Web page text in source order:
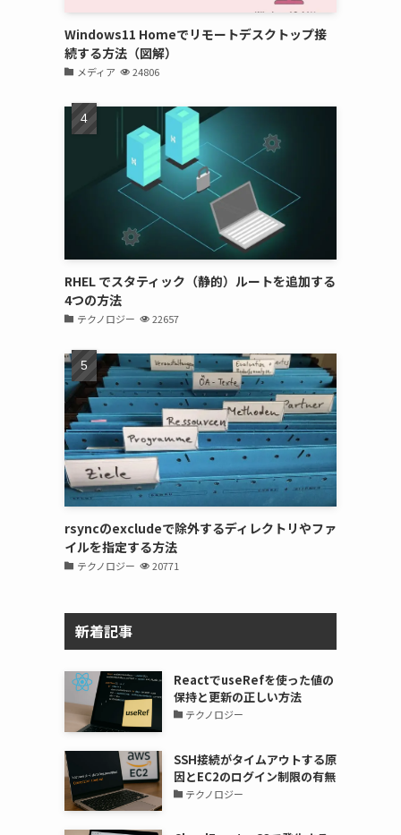
Windows11 Homeでリモートデスクトップ接
続する方法（図解）
メディア 24806
RHEL でスタティック（静的）ルートを追加する
4つの方法
テクノロジー 22657
rsyncのexcludeで除外するディレクトリやファ
イルを指定する方法
テクノロジー 20771
新着記事
ReactでuseRefを使った値の
保持と更新の正しい方法
テクノロジー
SSH接続がタイムアウトする原
因とEC2のログイン制限の有無
テクノロジー